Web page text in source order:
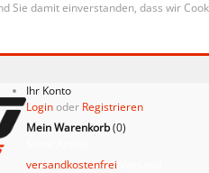
Sie damit einverstanden, dass wir
Ihr Konto
Loginoder Registrieren
Mein Warenkorb(0)
versandkostenfrei